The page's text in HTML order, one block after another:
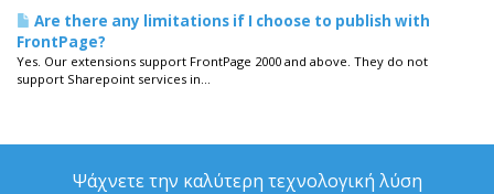
Are there any limitations if I choose to publish with
FrontPage?
Yes. Our extensions support FrontPage 2000 and above. They do not
support Sharepoint services in...
Ψάχνετε την καλύτερη τεχνολογική λύση